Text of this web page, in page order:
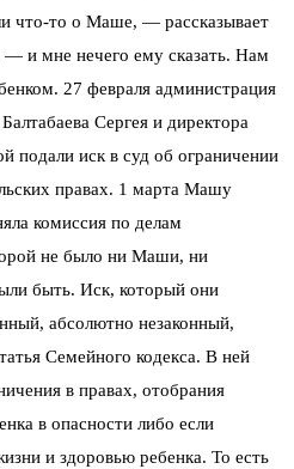
что-то о Маше, — рассказывает
— и мне нечего ему сказать. Нам
27 февраля администрация
Сергея и директора
подали иск в суд об ограничении
правах. 1 марта Машу
комиссия по делам
не было ни Маши, ни
быть. Иск, который они
абсолютно незаконный,
Семейного кодекса. В ней
в правах, отобрания
в опасности либо если
и здоровью ребенка. То есть